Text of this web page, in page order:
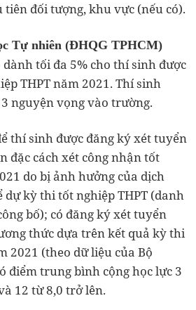
đối tượng, khu vực (nếu có).
Tự nhiên (ĐHQG TPHCM)
tối đa 5% cho thí sinh được
THPT năm 2021. Thí sinh
nguyện vọng vào trường.
thí sinh được đăng ký xét tuyển
đặc cách xét công nhận tốt
do bị ảnh hưởng của dịch
dự kỳ thi tốt nghiệp THPT (danh
bố); có đăng ký xét tuyển
thức dựa trên kết quả kỳ thi
2021 (theo dữ liệu của Bộ
điểm trung bình cộng học lực 3
12 từ 8,0 trở lên.